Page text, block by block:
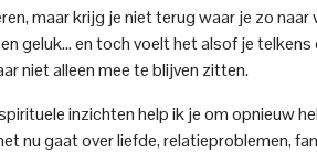
maar krijg je niet terug waar je zo
geluk… en toch voelt het alsof je
niet alleen mee te blijven zitten.
inzichten help ik je om opnieuw
nu gaat over liefde, relatieproblemen,